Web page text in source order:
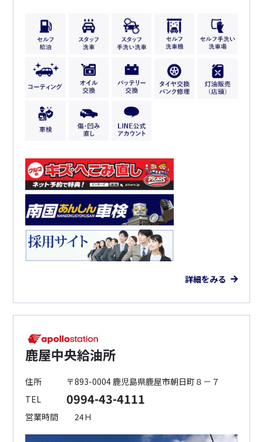
詳細をみる
鹿屋中央給油所
住所
〒893-0004 鹿児島県鹿屋市朝日町８－７
TEL
0994-43-4111
営業時間 24Ｈ